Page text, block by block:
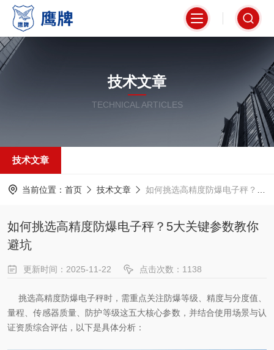
技术文章
TECHNICAL ARTICLES
技术文章
当前位置： 首页 技术文章 如何挑选高精度防爆电子秤？5大关键参数教你避坑
如何挑选高精度防爆电子秤？5大关键参数教你
避坑
更新时间：2025-11-22 点击次数：1138
挑选高精度防爆电子秤时，需重点关注防爆等级、精度与分度值、
量程、传感器质量、防护等级这五大核心参数，并结合使用场景与认
证资质综合评估，以下是具体分析：